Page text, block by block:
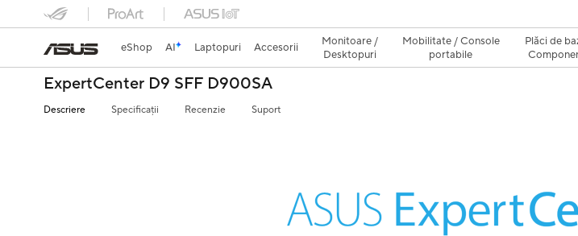
eShop AI Laptopuri Accesorii
Monitoare /
Desktopuri
Mobilitate / Console
portabile
Plăci de
ExpertCenter D9 SFF D900SA
Descriere Specificații Recenzie Suport